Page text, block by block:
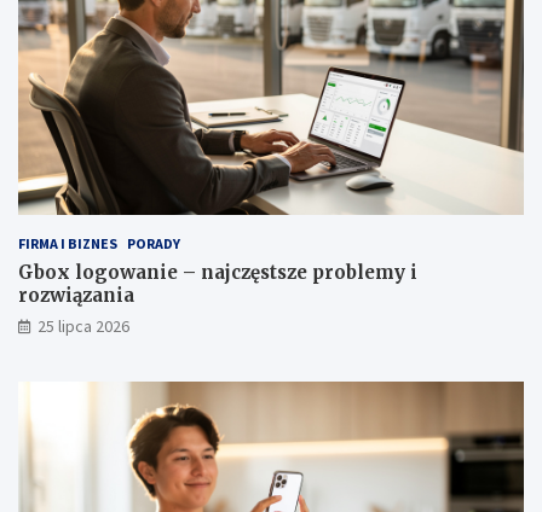
FIRMA I BIZNES PORADY
Gbox logowanie – najczęstsze problemy i
rozwiązania
25 lipca 2026